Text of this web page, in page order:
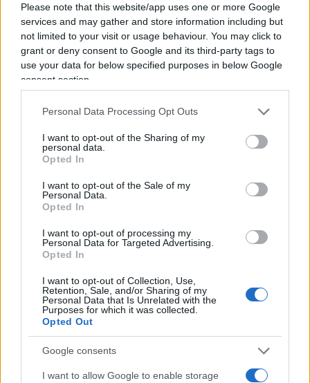
Please note that this website/app uses one or more Google
services and may gather and store information including but
not limited to your visit or usage behaviour. You may click to
grant or deny consent to Google and its third-party tags to
use your data for below specified purposes in below Google
consent section.
Personal Data Processing Opt Outs
I want to opt-out of the Sharing of my
personal data.
Opted In
I want to opt-out of the Sale of my
Personal Data.
Opted In
I want to opt-out of processing my
Personal Data for Targeted Advertising.
Opted In
I want to opt-out of Collection, Use,
Retention, Sale, and/or Sharing of my
Personal Data that Is Unrelated with the
Purposes for which it was collected.
Opted Out
Google consents
I want to allow Google to enable storage
era spia di razzismo, dunque destroide, e poi è
diventata di sinistra, tutti caregiver del prossimo,
tutti consapevoli e responsabili, tutti meno gli
infami nomask in odore di stragisti; stessa
manfrina per il tampone, nasale, buccale, rettale,
dove vi pare purché infilato; adesso c’è il vaccino,
notutto e dunque novax?
Folgorati sulla via di Pregliasco
adesso superano a sinistra tutti gli altri, non solo
il siero, anche il passaporto vaccinale, ma che
curiosa schiatta di libertari abbiamo in Italia. Il
vaccino cosa buona e giusta senz’altro, ma,
anzitutto, discrimine tra apocalittici e integrati, tra
ortodossi e infami negazionisti, tra potere e
sovversione. La siringa come vessillo, spada di
moralità e di osservanza, simbolo di